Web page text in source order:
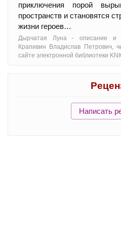
приключения порой
пространств и становятся
жизни героев…
Дырчатая Луна - oписание и
Крапивин Владислав Петрович,
сайте электронной библиотеки
Написать